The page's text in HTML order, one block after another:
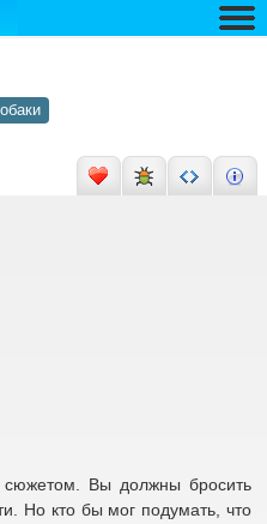
сюжетом. Вы должны бросить
Но кто бы мог подумать, что